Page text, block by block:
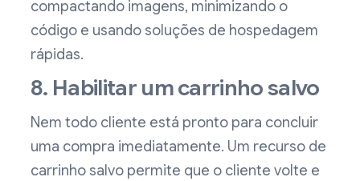
compactando imagens, minimizando o
código e usando soluções de hospedagem
rápidas.
8. Habilitar um carrinho salvo
Nem todo cliente está pronto para concluir
uma compra imediatamente. Um recurso de
carrinho salvo permite que o cliente volte e